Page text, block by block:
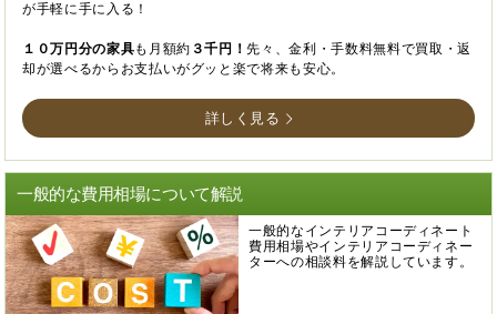
が手軽に手に入る！
１０万円分の家具も月額約 ３千円！先々、金利・手数料無料で買取・返
却が選べるからお支払いがグッと楽で将来も安心。
詳しく見る
一般的な費用相場について解説
一般的なインテリアコーディネート
費用相場やインテリアコーディネー
ターへの相談料を解説しています。